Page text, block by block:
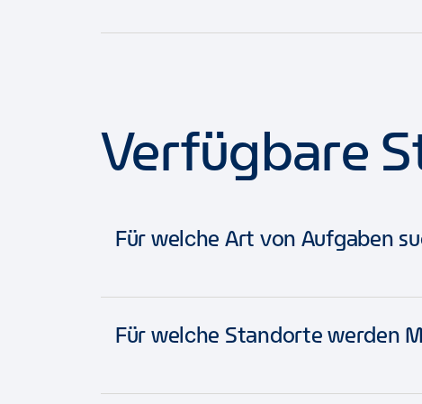
Verfügbare
Für welche Art von Aufgaben
Ob in der Filiale oder in einer unserer
Trainees, die an unserem
Transportwesen bieten wir geeigneten
Für welche Standorte werden